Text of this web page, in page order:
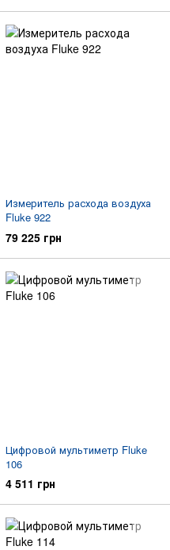
Измеритель расхода воздуха
Fluke 922
79 225 грн
Цифровой мультиметр Fluke
106
4 511 грн